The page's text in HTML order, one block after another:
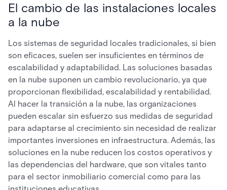
El cambio de las instalaciones locales
a la nube
Los sistemas de seguridad locales tradicionales, si bien
son eficaces, suelen ser insuficientes en términos de
escalabilidad y adaptabilidad. Las soluciones basadas
en la nube suponen un cambio revolucionario, ya que
proporcionan flexibilidad, escalabilidad y rentabilidad.
Al hacer la transición a la nube, las organizaciones
pueden escalar sin esfuerzo sus medidas de seguridad
para adaptarse al crecimiento sin necesidad de realizar
importantes inversiones en infraestructura. Además, las
soluciones en la nube reducen los costos operativos y
las dependencias del hardware, que son vitales tanto
para el sector inmobiliario comercial como para las